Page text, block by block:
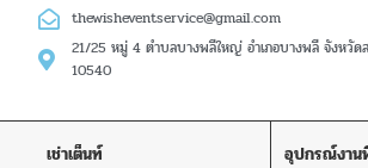
thewisheventservice@gmail.com
21/25 หมู่ 4 ตำบลบางพลีใหญ่ อำเภอบางพลี จังหวัด
10540
เช่าเต็นท์
อุปกรณ์งาน